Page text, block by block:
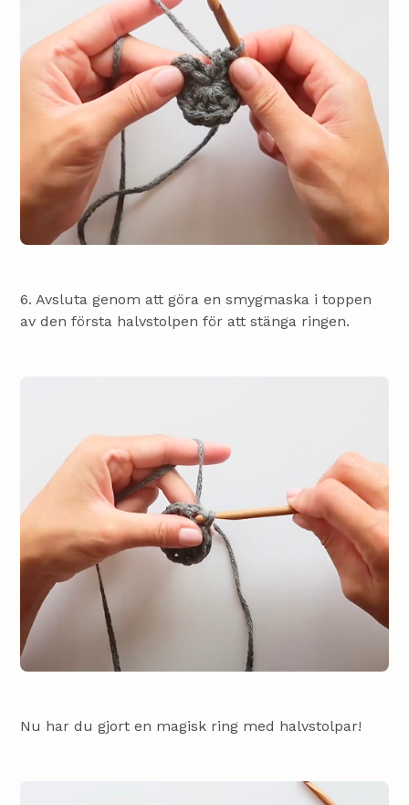
6. Avsluta genom att göra en smygmaska i toppen
av den första halvstolpen för att stänga ringen.
Nu har du gjort en magisk ring med halvstolpar!